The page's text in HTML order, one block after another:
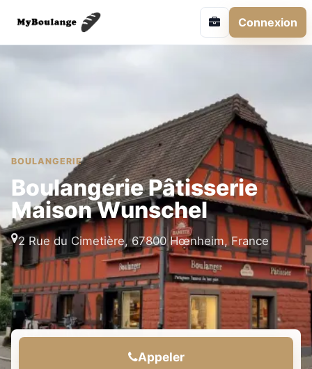
Connexion
BOULANGERIE
Boulangerie Pâtisserie
Maison Wunschel
2 Rue du Cimetière, 67800 Hœnheim, France
Appeler